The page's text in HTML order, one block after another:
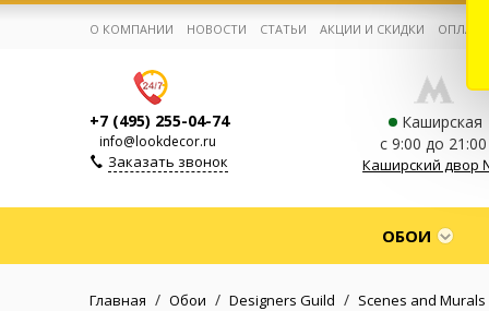
Корзина:0
Избранное:0 товаров
О КОМПАНИИ НОВОСТИ СТАТЬИ АКЦИИ И СКИДКИ
+7 (495) 255-04-74
info@lookdecor.ru
Заказать звонок
Каширская
с 9:00 до 21:00
Каширский двор
ОБОИ
Главная / Обои / Designers Guild / Scenes and Murals